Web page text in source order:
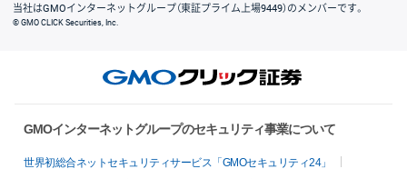
当社はGMOインターネットグループ（東証プライム上場9449）のメンバーです。
© GMO CLICK Securities, Inc.
GMOインターネットグループのセキュリティ事業について
世界初総合ネットセキュリティサービス「GMOセキュリティ24」